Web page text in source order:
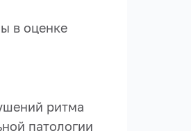
в оценке
ритма
патологии